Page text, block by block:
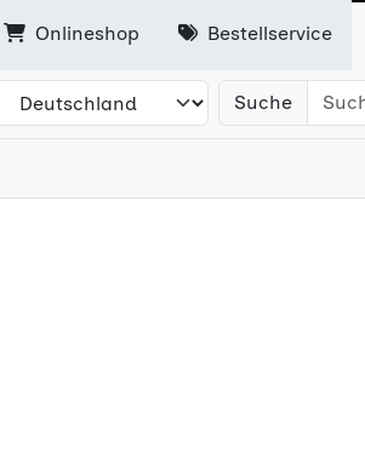
Onlineshop Bestellservice
Suche